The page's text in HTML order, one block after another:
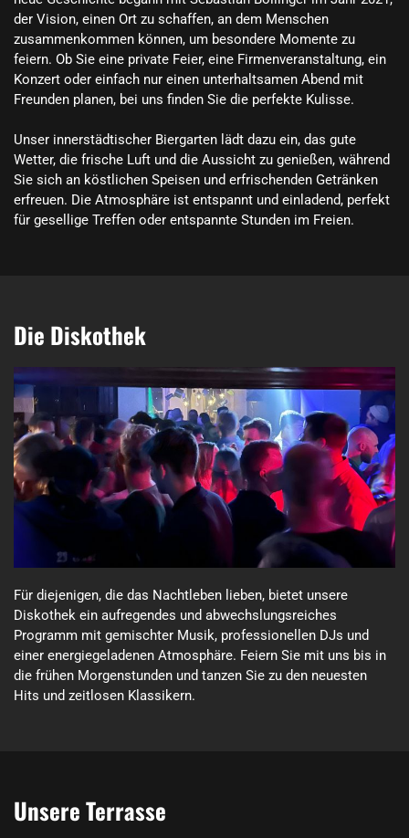
der Vision, einen Ort zu schaffen, an dem Menschen
zusammenkommen können, um besondere Momente zu
feiern. Ob Sie eine private Feier, eine Firmenveranstaltung, ein
Konzert oder einfach nur einen unterhaltsamen Abend mit
Freunden planen, bei uns finden Sie die perfekte Kulisse.
Unser innerstädtischer Biergarten lädt dazu ein, das gute
Wetter, die frische Luft und die Aussicht zu genießen, während
Sie sich an köstlichen Speisen und erfrischenden Getränken
erfreuen. Die Atmosphäre ist entspannt und einladend, perfekt
für gesellige Treffen oder entspannte Stunden im Freien.
Die Diskothek
Für diejenigen, die das Nachtleben lieben, bietet unsere
Diskothek ein aufregendes und abwechslungsreiches
Programm mit gemischter Musik, professionellen DJs und
einer energiegeladenen Atmosphäre. Feiern Sie mit uns bis in
die frühen Morgenstunden und tanzen Sie zu den neuesten
Hits und zeitlosen Klassikern.
Unsere Terrasse